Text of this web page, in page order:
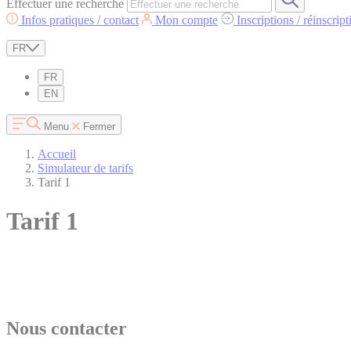
Effectuer une recherche
Infos pratiques / contact
Mon compte Inscriptions /
FR
FR
EN
Menu Fermer
Accueil
Simulateur de tarifs
Tarif 1
Tarif 1
Nous contacter